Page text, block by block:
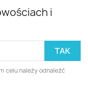
i
celu należy odnaleźć